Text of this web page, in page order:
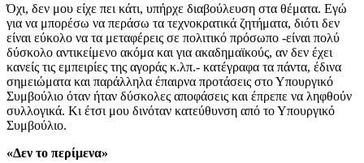
Όχι, δεν μου είχε πει κάτι, υπήρχε διαβούλευση στα θέματα. Εγώ
για να μπορέσω να περάσω τα τεχνοκρατικά ζητήματα, διότι δεν
είναι εύκολο να τα μεταφέρεις σε πολιτικό πρόσωπο -είναι πολύ
δύσκολο αντικείμενο ακόμα και για ακαδημαϊκούς, αν δεν έχει
κανείς τις εμπειρίες της αγοράς κ.λπ.- κατέγραφα τα πάντα, έδινα
σημειώματα και παράλληλα έπαιρνα προτάσεις στο Υπουργικό
Συμβούλιο όταν ήταν δύσκολες αποφάσεις και έπρεπε να ληφθούν
συλλογικά. Κι έτσι μου δινόταν κατεύθυνση από το Υπουργικό
Συμβούλιο.
«Δεν το περίμενα»